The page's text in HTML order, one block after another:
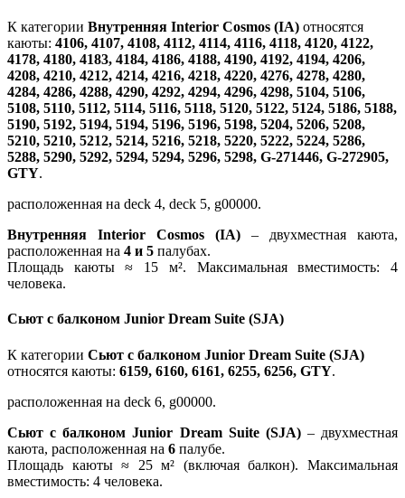
К категории Внутренняя Interior Cosmos (IA) относятся
каюты: 4106, 4107, 4108, 4112, 4114, 4116, 4118, 4120, 4122,
4178, 4180, 4183, 4184, 4186, 4188, 4190, 4192, 4194, 4206,
4208, 4210, 4212, 4214, 4216, 4218, 4220, 4276, 4278, 4280,
4284, 4286, 4288, 4290, 4292, 4294, 4296, 4298, 5104, 5106,
5108, 5110, 5112, 5114, 5116, 5118, 5120, 5122, 5124, 5186, 5188,
5190, 5192, 5194, 5194, 5196, 5196, 5198, 5204, 5206, 5208,
5210, 5210, 5212, 5214, 5216, 5218, 5220, 5222, 5224, 5286,
5288, 5290, 5292, 5294, 5294, 5296, 5298, G-271446, G-272905,
GTY.
расположенная на deck 4, deck 5, g00000.
Внутренняя Interior Cosmos (IA) – двухместная каюта,
расположенная на 4 и 5 палубах.
Площадь каюты ≈ 15 м². Максимальная вместимость: 4
человека.
Сьют с балконом Junior Dream Suite (SJA)
К категории Сьют с балконом Junior Dream Suite (SJA)
относятся каюты: 6159, 6160, 6161, 6255, 6256, GTY.
расположенная на deck 6, g00000.
Сьют с балконом Junior Dream Suite (SJA)– двухместная
каюта, расположенная на 6 палубе.
Площадь каюты ≈ 25 м² (включая балкон). Максимальная
вместимость: 4 человека.